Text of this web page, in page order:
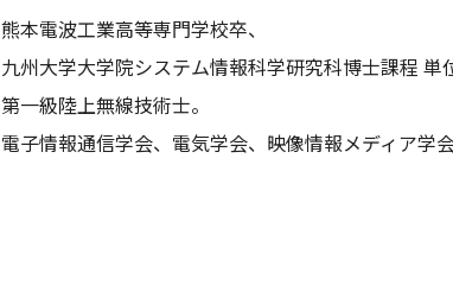
熊本電波工業高等専門学校卒、
九州大学大学院システム情報科学研究科博士課程 単
第一級陸上無線技術士。
電子情報通信学会、電気学会、映像情報メディア学会